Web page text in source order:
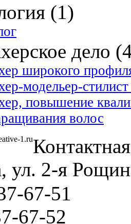
(1)
дело
широкого
модельер-
повышение
волос
1.ru
, ул. 2-я
67-51
67-52